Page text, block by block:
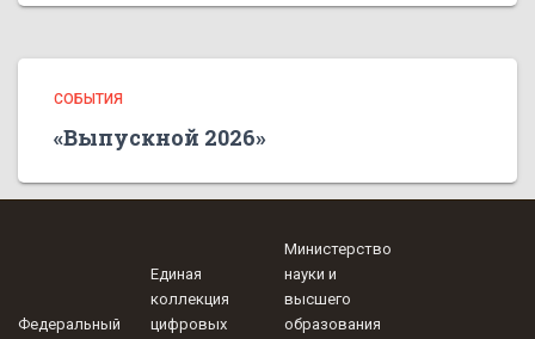
СОБЫТИЯ
«Выпускной 2026»
Федеральный
Единая
коллекция
цифровых
Министерство
науки и
высшего
образования